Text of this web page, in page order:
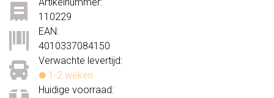
Verwachte levertijd:
1-2 weken
Huidige voorraad:
110229
EAN:
4010337084150